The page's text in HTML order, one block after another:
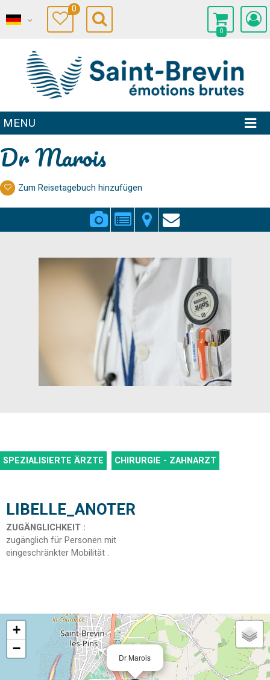
0
0
MENU
Dr Marois
Zum Reisetagebuch hinzufügen
SPEZIALISIERTE ÄRZTE CHIRURGIE - ZAHNARZT
LIBELLE_ANOTER
ZUGÄNGLICHKEIT :
zugänglich für Personen mit
eingeschränkter Mobilität
Dr Marois
+
−